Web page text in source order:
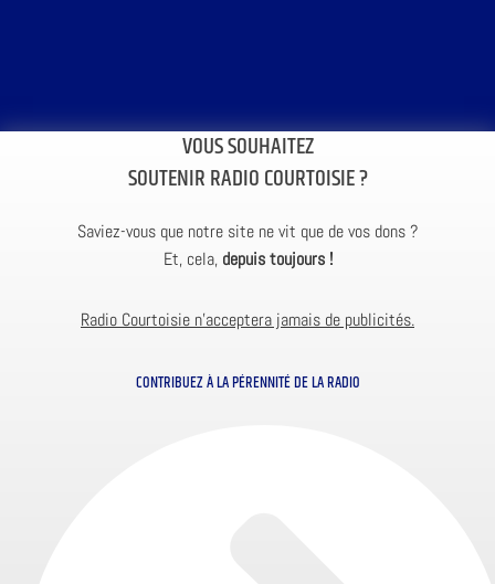
VOUS SOUHAITEZ
SOUTENIR RADIO COURTOISIE ?
Saviez-vous que notre site ne vit que de vos dons ?
Et, cela, depuis toujours !
Radio Courtoisie n’acceptera jamais de publicités.
CONTRIBUEZ À LA PÉRENNITÉ DE LA RADIO